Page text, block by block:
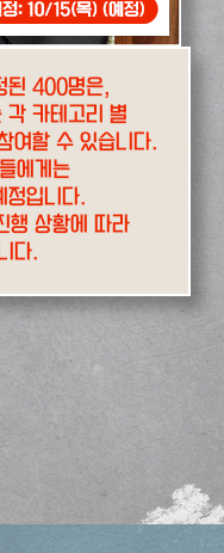
된 400명은,
각 카테고리 별
여할 수 있습니다.
에게는
정입니다.
행 상황에 따라
다.